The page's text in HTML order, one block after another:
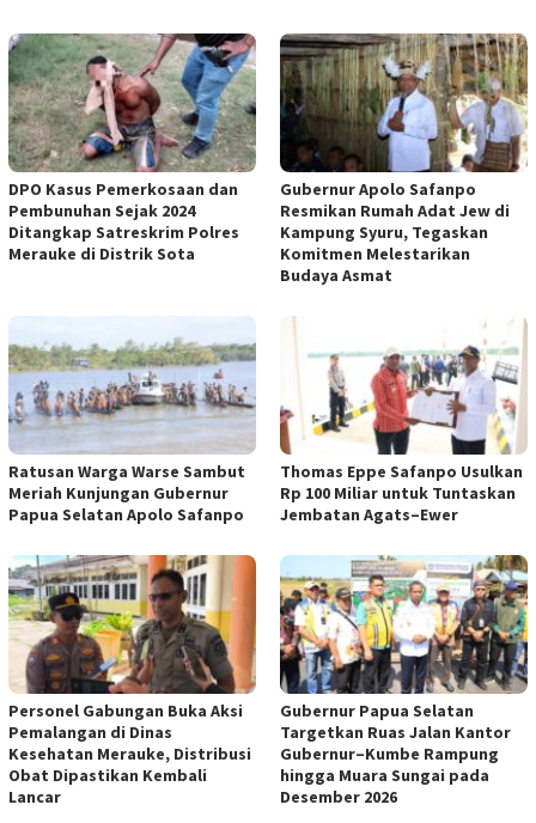
DPO Kasus Pemerkosaan dan
Pembunuhan Sejak 2024
Ditangkap Satreskrim Polres
Merauke di Distrik Sota
Gubernur Apolo Safanpo
Resmikan Rumah Adat Jew di
Kampung Syuru, Tegaskan
Komitmen Melestarikan
Budaya Asmat
Ratusan Warga Warse Sambut
Meriah Kunjungan Gubernur
Papua Selatan Apolo Safanpo
Thomas Eppe Safanpo Usulkan
Rp 100 Miliar untuk Tuntaskan
Jembatan Agats–Ewer
Personel Gabungan Buka Aksi
Pemalangan di Dinas
Kesehatan Merauke, Distribusi
Obat Dipastikan Kembali
Lancar
Gubernur Papua Selatan
Targetkan Ruas Jalan Kantor
Gubernur–Kumbe Rampung
hingga Muara Sungai pada
Desember 2026